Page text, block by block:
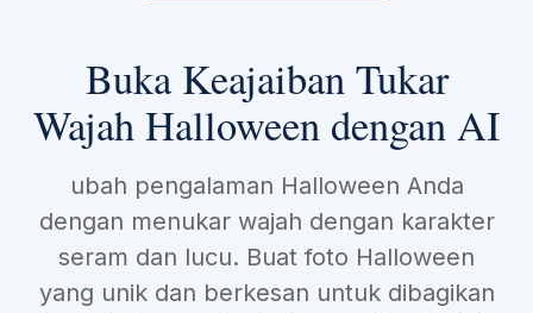
Buka Keajaiban Tukar
Wajah Halloween dengan AI
ubah pengalaman Halloween Anda
dengan menukar wajah dengan karakter
seram dan lucu. Buat foto Halloween
yang unik dan berkesan untuk dibagikan